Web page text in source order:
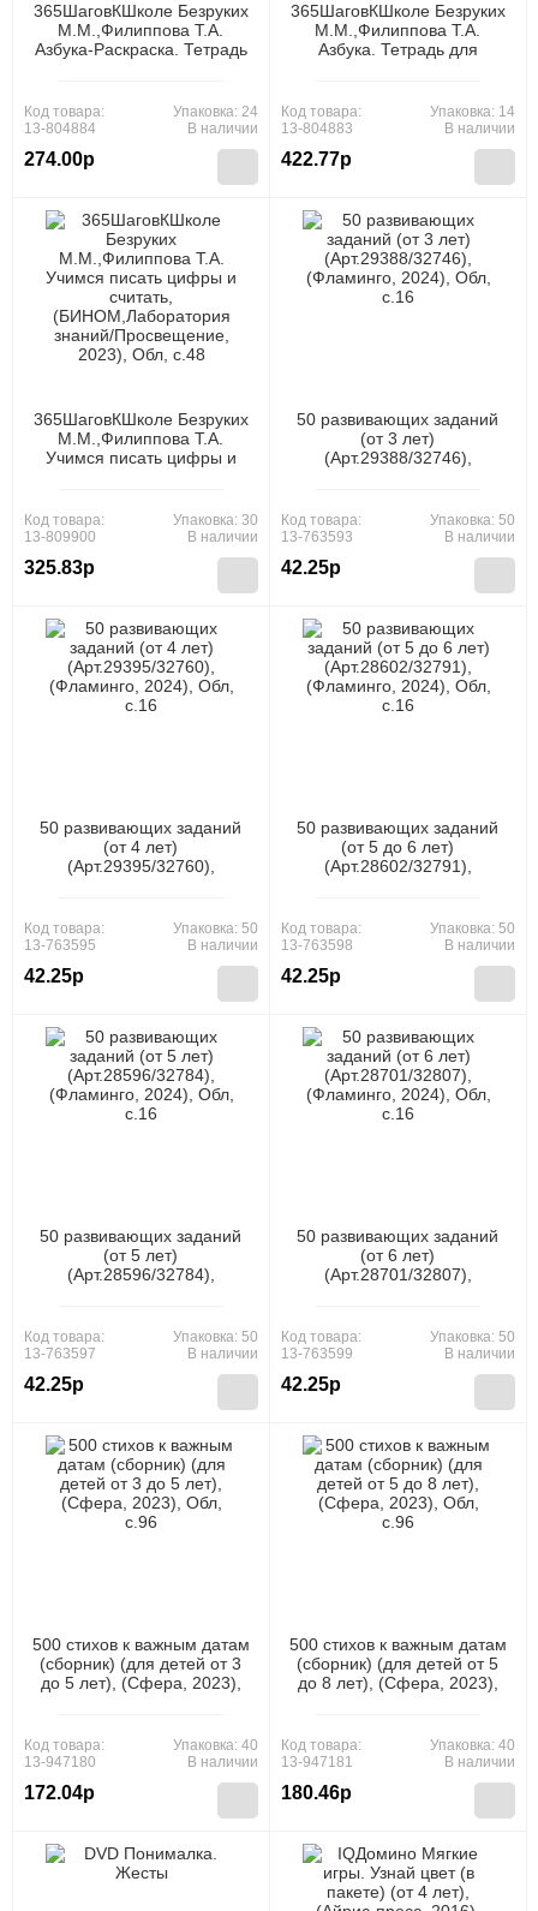
365ШаговКШколе Безруких
М.М.,Филиппова Т.А.
Азбука-Раскраска. Тетрадь
знаний, 2021), Обл, c.64
Код товара:
13-804884
274.00р
Упаковка: 24
В наличии
365ШаговКШколе Безруких
М.М.,Филиппова Т.А.
Азбука. Тетрадь для
знаний/Просвещение,
2023), Обл, c.96
Код товара:
13-804883
422.77р
Упаковка: 14
В наличии
365ШаговКШколе Безруких
М.М.,Филиппова Т.А.
Учимся писать цифры и
знаний/Просвещение,
2023), Обл, c.48
Код товара:
13-809900
325.83р
Упаковка: 30
В наличии
50 развивающих заданий
(от 3 лет)
(Арт.29388/32746),
Код товара:
13-763593
42.25р
Упаковка: 50
В наличии
50 развивающих заданий
(от 4 лет)
(Арт.29395/32760),
Код товара:
13-763595
42.25р
Упаковка: 50
В наличии
50 развивающих заданий
(от 5 до 6 лет)
(Арт.28602/32791),
Код товара:
13-763598
42.25р
Упаковка: 50
В наличии
50 развивающих заданий
(от 5 лет)
(Арт.28596/32784),
Код товара:
13-763597
42.25р
Упаковка: 50
В наличии
50 развивающих заданий
(от 6 лет)
(Арт.28701/32807),
Код товара:
13-763599
42.25р
Упаковка: 50
В наличии
500 стихов к важным датам
(сборник) (для детей от 3
до 5 лет), (Сфера, 2023),
Код товара:
13-947180
172.04р
Упаковка: 40
В наличии
500 стихов к важным датам
(сборник) (для детей от 5
до 8 лет), (Сфера, 2023),
Код товара:
13-947181
180.46р
Упаковка: 40
В наличии